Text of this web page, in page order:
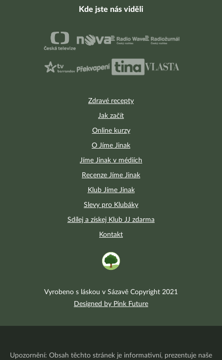
Zdravé recepty
Jak začít
Online kurzy
O Jíme Jinak
Jíme Jinak v médiích
Recenze Jíme Jinak
Klub Jíme Jinak
Slevy pro Klubáky
Sdílej a získej Klub JJ zdarma
Kontakt
Kde jste nás viděli
Vyrobeno s láskou v Sázavě Copyright 2021
Designed by Pink Future
Upozornění: Obsah těchto stránek je informativní, prezentuje naše